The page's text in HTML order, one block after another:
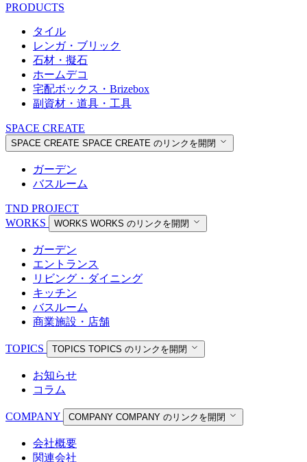
PRODUCTS
タイル
レンガ・ブリック
石材・擬石
ホームデコ
宅配ボックス・Brizebox
副資材・道具・工具
SPACE CREATE
SPACE CREATE SPACE CREATE のリンクを開閉
ガーデン
バスルーム
TND PROJECT
WORKS
WORKS WORKS のリンクを開閉
ガーデン
エントランス
リビング・ダイニング
キッチン
バスルーム
商業施設・店舗
TOPICS TOPICS TOPICS のリンクを開閉
お知らせ
コラム
COMPANY COMPANY COMPANY のリンクを開閉
会社概要
関連会社